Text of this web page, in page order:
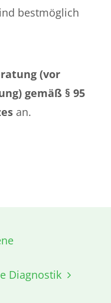
bestmöglich
(vor
gemäß § 95
an.
Diagnostik